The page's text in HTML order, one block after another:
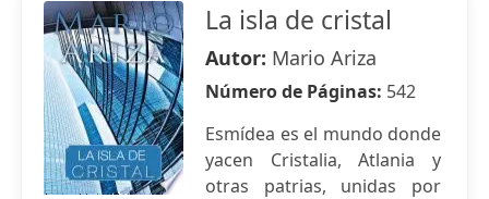
La isla de cristal
Autor: Mario Ariza
Número de Páginas: 542
Esmídea es el mundo donde
yacen Cristalia, Atlania y
otras patrias, unidas por